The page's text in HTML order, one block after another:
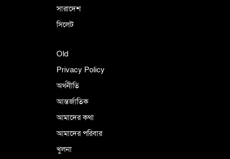
সারাদেশ
সিলেট
Old
Privacy Policy
অর্থনীতি
আন্তর্জাতিক
আমাদের কথা
আমাদের পরিবার
খুলনা